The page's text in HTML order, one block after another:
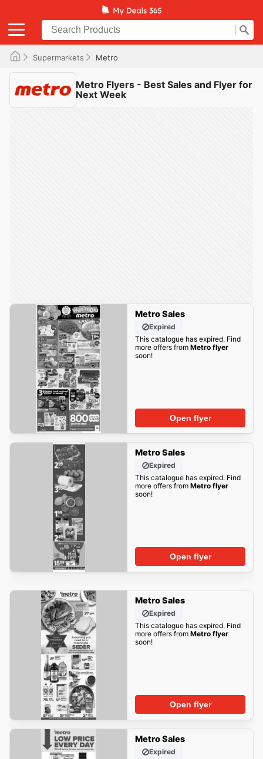
Supermarkets Metro
Metro Flyers - Best Sales and Flyer for
Next Week
Metro Sales
Expired
This catalogue has expired. Find
more offers from Metro flyer
soon!
Open flyer
Metro Sales
Expired
This catalogue has expired. Find
more offers from Metro flyer
soon!
Open flyer
Metro Sales
Expired
This catalogue has expired. Find
more offers from Metro flyer
soon!
Open flyer
Metro Sales
Expired